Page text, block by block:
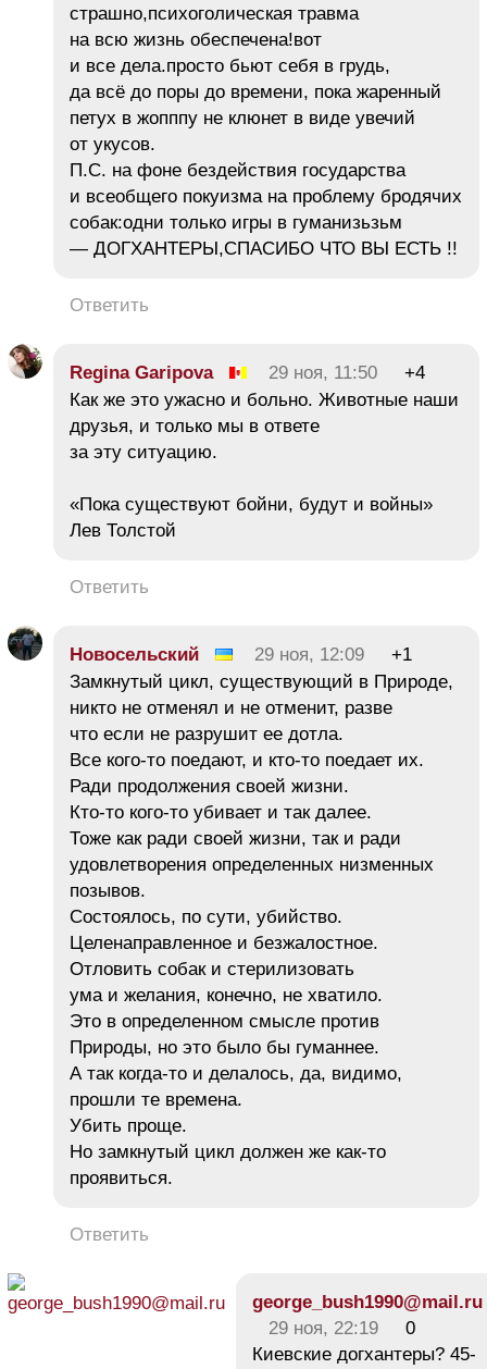
страшно,психоголическая травма
на всю жизнь обеспечена!вот
и все дела.просто бьют себя в грудь,
да всё до поры до времени, пока жаренный
петух в жопппу не клюнет в виде увечий
от укусов.
П.С. на фоне бездействия государства
и всеобщего покуизма на проблему бродячих
собак:одни только игры в гуманизьзьм
— ДОГХАНТЕРЫ,СПАСИБО ЧТО ВЫ ЕСТЬ !!
Ответить
Regina Garipova 29 ноя, 11:50
+4
Как же это ужасно и больно. Животные наши
друзья, и только мы в ответе
за эту ситуацию.
«Пока существуют бойни, будут и войны»
Лев Толстой
Ответить
Новосельский 29 ноя, 12:09
+1
Замкнутый цикл, существующий в Природе,
никто не отменял и не отменит, разве
что если не разрушит ее дотла.
Все кого-то поедают, и кто-то поедает их.
Ради продолжения своей жизни.
Кто-то кого-то убивает и так далее.
Тоже как ради своей жизни, так и ради
удовлетворения определенных низменных
позывов.
Состоялось, по сути, убийство.
Целенаправленное и безжалостное.
Отловить собак и стерилизовать
ума и желания, конечно, не хватило.
Это в определенном смысле против
Природы, но это было бы гуманнее.
А так когда-то и делалось, да, видимо,
прошли те времена.
Убить проще.
Но замкнутый цикл должен же как-то
проявиться.
Ответить
george_bush1990@mail.ru
29 ноя, 22:19
0
Киевские догхантеры? 45-